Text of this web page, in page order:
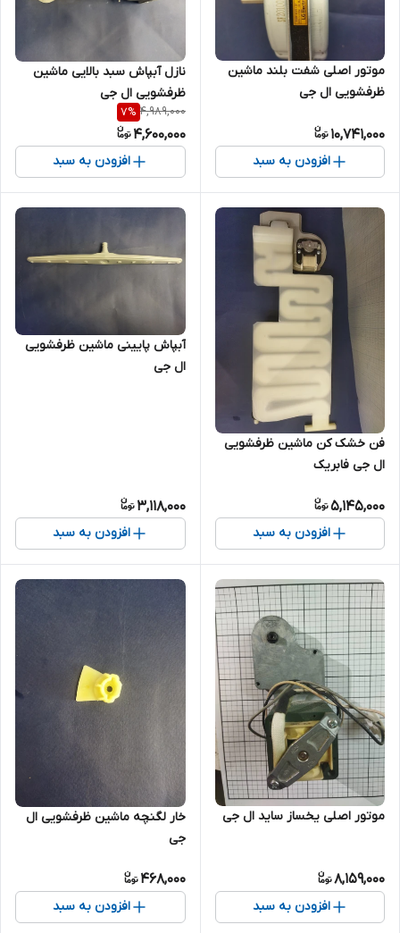
موتور اصلی شفت بلند ماشین
ظرفشویی ال جی
10,741,000
افزودن به سبد
نازل آبپاش سبد بالایی ماشین
ظرفشویی ال جی
4,989,000
7%
4,600,000
افزودن به سبد
فن خشک کن ماشین ظرفشویی
ال جی فابریک
5,145,000
افزودن به سبد
آبپاش پایینی ماشین ظرفشویی
ال جی
3,118,000
افزودن به سبد
موتور اصلی یخساز ساید ال جی
8,159,000
افزودن به سبد
خار لگنچه ماشین ظرفشویی ال
جی
468,000
افزودن به سبد